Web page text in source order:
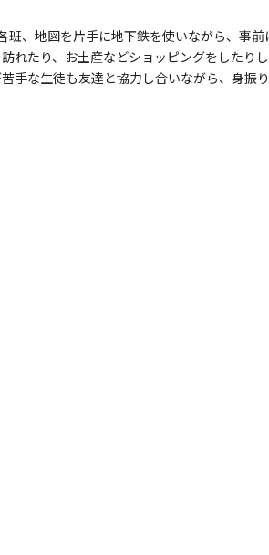
、地図を片手に地下鉄を使いながら、事前
れたり、お土産などショッピングをしたり
手な生徒も友達と協力し合いながら、身振